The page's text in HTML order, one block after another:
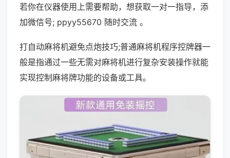
若你在仪器使用上需要帮助，想获取一对一指导，添
加微信号; ppyy55670 随时交流 。
打自动麻将机避免点炮技巧;普通麻将机程序控牌器一
般是指通过一些无需对麻将机进行复杂安装操作就能
实现控制麻将牌功能的设备或工具。